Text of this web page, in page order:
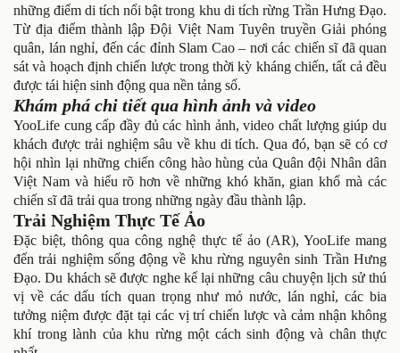
những điểm di tích nổi bật trong khu di tích rừng Trần Hưng Đạo.
Từ địa điểm thành lập Đội Việt Nam Tuyên truyền Giải phóng
quân, lán nghỉ, đến các đỉnh Slam Cao – nơi các chiến sĩ đã quan
sát và hoạch định chiến lược trong thời kỳ kháng chiến, tất cả đều
được tái hiện sinh động qua nền tảng số.
Khám phá chi tiết qua hình ảnh và video
YooLife cung cấp đầy đủ các hình ảnh, video chất lượng giúp du
khách được trải nghiệm sâu về khu di tích. Qua đó, bạn sẽ có cơ
hội nhìn lại những chiến công hào hùng của Quân đội Nhân dân
Việt Nam và hiểu rõ hơn về những khó khăn, gian khổ mà các
chiến sĩ đã trải qua trong những ngày đầu thành lập.
Trải Nghiệm Thực Tế Ảo
Đặc biệt, thông qua công nghệ thực tế ảo (AR), YooLife mang
đến trải nghiệm sống động về khu rừng nguyên sinh Trần Hưng
Đạo. Du khách sẽ được nghe kể lại những câu chuyện lịch sử thú
vị về các dấu tích quan trọng như mỏ nước, lán nghỉ, các bia
tưởng niệm được đặt tại các vị trí chiến lược và cảm nhận không
khí trong lành của khu rừng một cách sinh động và chân thực